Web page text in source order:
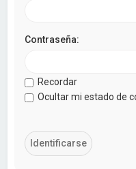
Contraseña:
Recordar
Ocultar mi estado de